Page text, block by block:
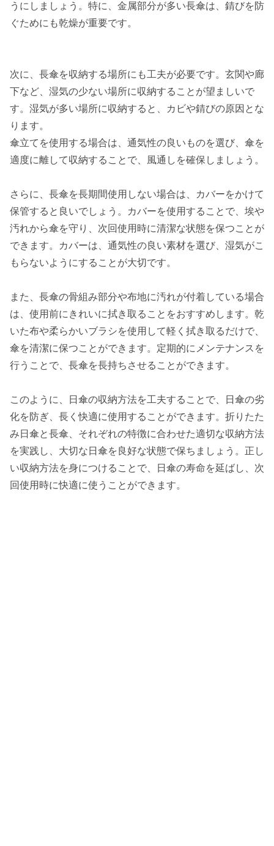
うにしましょう。特に、金属部分が多い長傘は、錆びを防
ぐためにも乾燥が重要です。
次に、長傘を収納する場所にも工夫が必要です。玄関や廊
下など、湿気の少ない場所に収納することが望ましいで
す。湿気が多い場所に収納すると、カビや錆びの原因とな
ります。
傘立てを使用する場合は、通気性の良いものを選び、傘を
適度に離して収納することで、風通しを確保しましょう。
さらに、長傘を長期間使用しない場合は、カバーをかけて
保管すると良いでしょう。カバーを使用することで、埃や
汚れから傘を守り、次回使用時に清潔な状態を保つことが
できます。カバーは、通気性の良い素材を選び、湿気がこ
もらないようにすることが大切です。
また、長傘の骨組み部分や布地に汚れが付着している場合
は、使用前にきれいに拭き取ることをおすすめします。乾
いた布や柔らかいブラシを使用して軽く拭き取るだけで、
傘を清潔に保つことができます。定期的にメンテナンスを
行うことで、長傘を長持ちさせることができます。
このように、日傘の収納方法を工夫することで、日傘の劣
化を防ぎ、長く快適に使用することができます。折りたた
み日傘と長傘、それぞれの特徴に合わせた適切な収納方法
を実践し、大切な日傘を良好な状態で保ちましょう。正し
い収納方法を身につけることで、日傘の寿命を延ばし、次
回使用時に快適に使うことができます。